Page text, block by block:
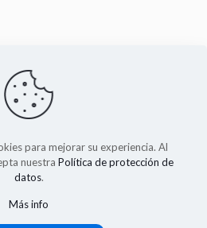
México 2025
para mejorar su experiencia. Al
nuestra Política de protección de
datos.
Más info